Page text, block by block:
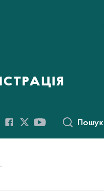
Пошук
Чортківського, Бучацького, Гусятинського і Заліщицького районів на 2021 рік